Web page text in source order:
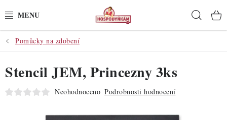
na
POTŘEBY
POMŮCKY
SUROVINY
Pomůcky na zdobení
Stencil JEM, Princezny 3ks
Neohodnoceno Podrobnosti hodnocení